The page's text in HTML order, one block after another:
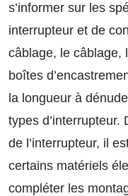
s’informer sur les
interrupteur et de
câblage, le câblage,
boîtes
la longueur à
types
de l’interrupteur, il
certains matériels
compléter les